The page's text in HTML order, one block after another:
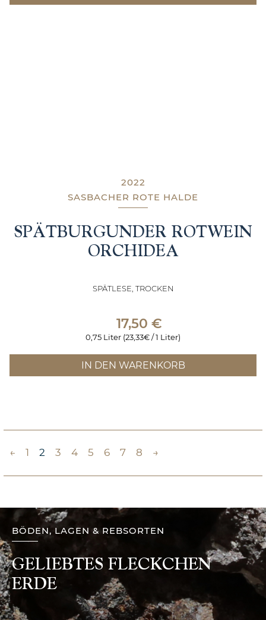
2022
SASBACHER ROTE HALDE
SPÄTBURGUNDER ROTWEIN
ORCHIDEA
SPÄTLESE, TROCKEN
17,50 €
0,75 Liter (23,33€ / 1 Liter)
IN DEN WARENKORB
← 1 2 3 4 5 6 7 8 →
BÖDEN, LAGEN & REBSORTEN
GELIEBTES FLECKCHEN
ERDE